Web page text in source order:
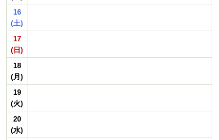
16
(土)
17
(日)
18
(月)
19
(火)
20
(水)